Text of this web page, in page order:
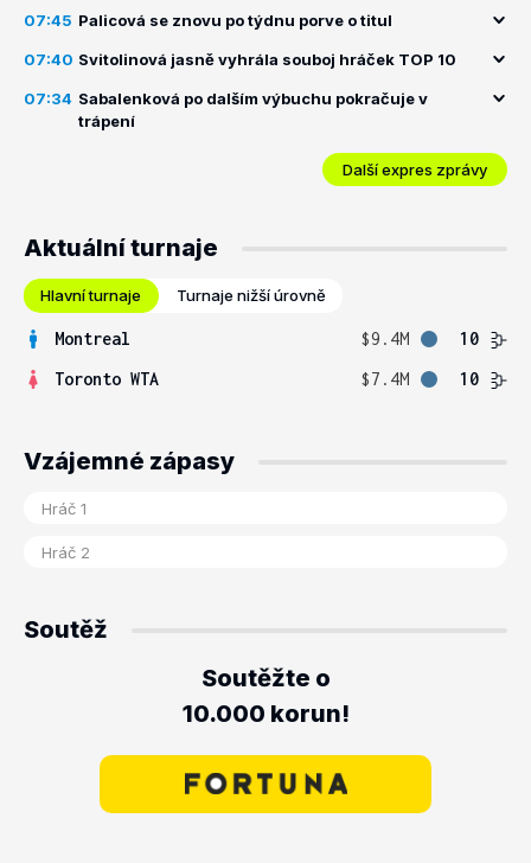
07:45 Palicová se znovu po týdnu porve o titul
07:40 Svitolinová jasně vyhrála souboj hráček TOP 10
07:34 Sabalenková po dalším výbuchu pokračuje v
trápení
Další expres zprávy
Aktuální turnaje
Hlavní turnaje Turnaje nižší úrovně
Montreal $9.4M
10
Toronto WTA
$7.4M 10
Vzájemné zápasy
Soutěž
Soutěžte o
10.000 korun!